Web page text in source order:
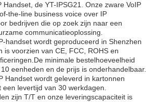
Handset, de YT-IPSG21. Onze zware VoIP
the-line business voice over IP
bedrijven die op zoek zijn naar een
communicatieoplossing.
handset wordt geproduceerd in Shenzhen
is voorzien van CE, FCC, ROHS en
minimale bestelhoeveelheid
eenheden en de prijs is onderhandelbaar.
Handset wordt geleverd in kartonnen
levertijd van 30 werkdagen.
zijn T/T en onze leveringscapaciteit is